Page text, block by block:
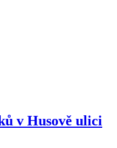
v Husově ulici